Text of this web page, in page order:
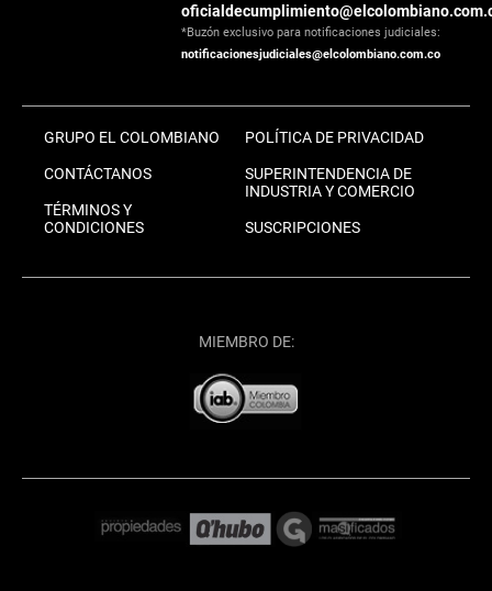
*Buzón exclusivo para notificaciones judiciales:
notificacionesjudiciales@elcolombiano.com.co
GRUPO EL COLOMBIANO
CONTÁCTANOS
TÉRMINOS Y
CONDICIONES
POLÍTICA DE PRIVACIDAD
SUPERINTENDENCIA DE
INDUSTRIA Y COMERCIO
SUSCRIPCIONES
MIEMBRO DE: